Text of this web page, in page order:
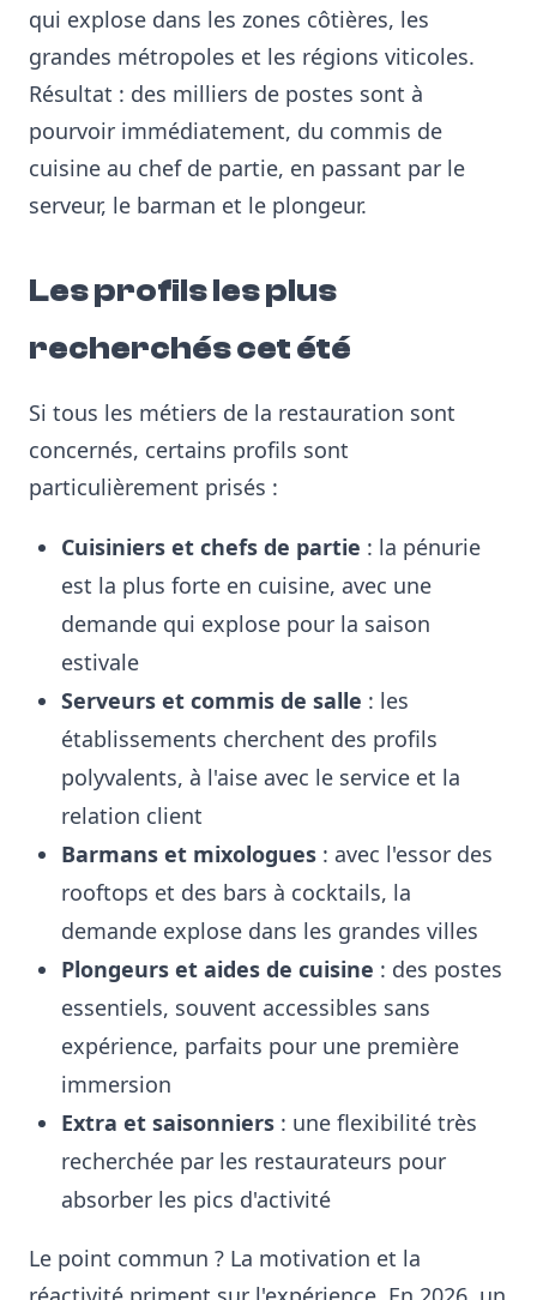
qui explose dans les zones côtières, les
grandes métropoles et les régions viticoles.
Résultat : des milliers de postes sont à
pourvoir immédiatement, du commis de
cuisine au chef de partie, en passant par le
serveur, le barman et le plongeur.
Les profils les plus
recherchés cet été
Si tous les métiers de la restauration sont
concernés, certains profils sont
particulièrement prisés :
Cuisiniers et chefs de partie : la pénurie
est la plus forte en cuisine, avec une
demande qui explose pour la saison
estivale
Serveurs et commis de salle : les
établissements cherchent des profils
polyvalents, à l'aise avec le service et la
relation client
Barmans et mixologues : avec l'essor des
rooftops et des bars à cocktails, la
demande explose dans les grandes villes
Plongeurs et aides de cuisine : des postes
essentiels, souvent accessibles sans
expérience, parfaits pour une première
immersion
Extra et saisonniers : une flexibilité très
recherchée par les restaurateurs pour
absorber les pics d'activité
Le point commun ? La motivation et la